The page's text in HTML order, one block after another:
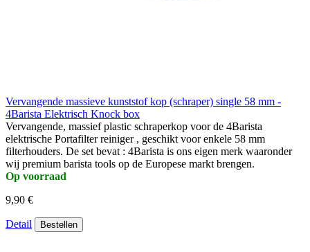
Vervangende massieve kunststof kop (schraper) single 58 mm -
4Barista Elektrisch Knock box
Vervangende, massief plastic schraperkop voor de 4Barista
elektrische Portafilter reiniger , geschikt voor enkele 58 mm
filterhouders. De set bevat : 4Barista is ons eigen merk waaronder
wij premium barista tools op de Europese markt brengen.
Op voorraad
9,90 €
Detail Bestellen